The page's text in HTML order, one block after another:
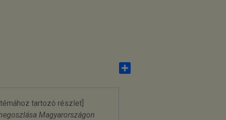
témához tartozó részlet]
Magyarországon